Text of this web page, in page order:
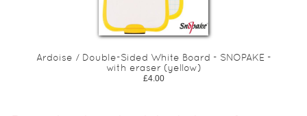
Ardoise / Double-Sided White Board - SNOPAKE -
with eraser (yellow)
£4.00